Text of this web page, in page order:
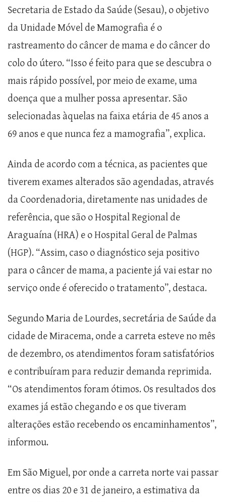
Secretaria de Estado da Saúde (Sesau), o objetivo
da Unidade Móvel de Mamografia é o
rastreamento do câncer de mama e do câncer do
colo do útero. “Isso é feito para que se descubra o
mais rápido possível, por meio de exame, uma
doença que a mulher possa apresentar. São
selecionadas àquelas na faixa etária de 45 anos a
69 anos e que nunca fez a mamografia”, explica.
Ainda de acordo com a técnica, as pacientes que
tiverem exames alterados são agendadas, através
da Coordenadoria, diretamente nas unidades de
referência, que são o Hospital Regional de
Araguaína (HRA) e o Hospital Geral de Palmas
(HGP). “Assim, caso o diagnóstico seja positivo
para o câncer de mama, a paciente já vai estar no
serviço onde é oferecido o tratamento”, destaca.
Segundo Maria de Lourdes, secretária de Saúde da
cidade de Miracema, onde a carreta esteve no mês
de dezembro, os atendimentos foram satisfatórios
e contribuíram para reduzir demanda reprimida.
“Os atendimentos foram ótimos. Os resultados dos
exames já estão chegando e os que tiveram
alterações estão recebendo os encaminhamentos”,
informou.
Em São Miguel, por onde a carreta norte vai passar
entre os dias 20 e 31 de janeiro, a estimativa da